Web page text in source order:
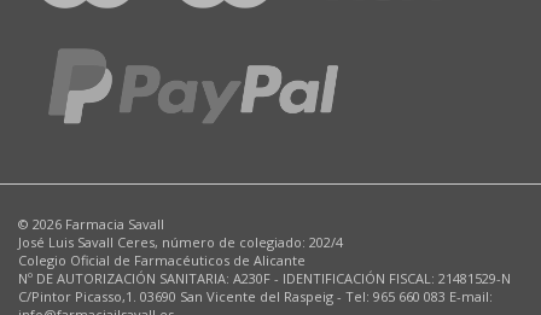
© 2026 Farmacia Savall
José Luis Savall Ceres, número de colegiado: 202/4
Colegio Oficial de Farmacéuticos de Alicante
Nº DE AUTORIZACIÓN SANITARIA: A230F - IDENTIFICACIÓN FISCAL: 21481529-N
C/Pintor Picasso,1. 03690 San Vicente del Raspeig - Tel: 965 660 083 E-mail: